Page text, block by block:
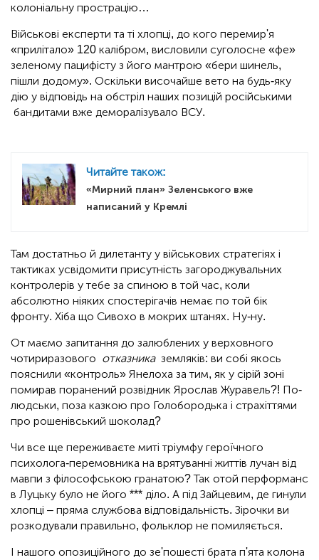
колоніальну прострацію…
Військові експерти та ті хлопці, до кого перемир'я
«прилітало» 120 калібром, висловили суголосне «фе»
зеленому пацифісту з його мантрою «бери шинель,
пішли додому». Оскільки височайше вето на будь-яку
дію у відповідь на обстріл наших позицій російськими
бандитами вже деморалізувало ВСУ.
Читайте також:
«Мирний план» Зеленського вже
написаний у Кремлі
Там достатньо й дилетанту у військових стратегіях і
тактиках усвідомити присутність загороджувальних
контролерів у тебе за спиною в той час, коли
абсолютно ніяких спостерігачів немає по той бік
фронту. Хіба що Сивохо в мокрих штанях. Ну-ну.
От маємо запитання до залюблених у верховного
чотириразового отказника земляків: ви собі якось
пояснили «контроль» Янелоха за тим, як у сірій зоні
помирав поранений розвідник Ярослав Журавель?! По-
людськи, поза казкою про Голобородька і страхіттями
про рошенівський шоколад?
Чи все ще переживаєте миті тріумфу героїчного
психолога-перемовника на врятуванні життів лучан від
мавпи з філософською гранатою? Так отой перформанс
в Луцьку було не його *** діло. А під Зайцевим, де гинули
хлопці – пряма службова відповідальність. Зірочки ви
розкодували правильно, фольклор не помиляється.
І нашого опозиційного до зе'пошесті брата п'ята колона